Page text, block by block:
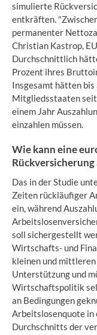
simulierte
entkräften.
permanenter
Christian Kastrop,
Durchschnittlich
Prozent ihres
Insgesamt hätten
Mitgliedsstaaten seit
einem Jahr
einzahlen müssen.
Wie kann eine
Rückversicherung
Das in der Studie
Zeiten rückläufiger
ein, während
soll sichergestellt
Wirtschafts- und
kleinen und
Unterstützung und
Wirtschaftspolitik
an Bedingungen
Arbeitslosenquote in
Durchschnitts der